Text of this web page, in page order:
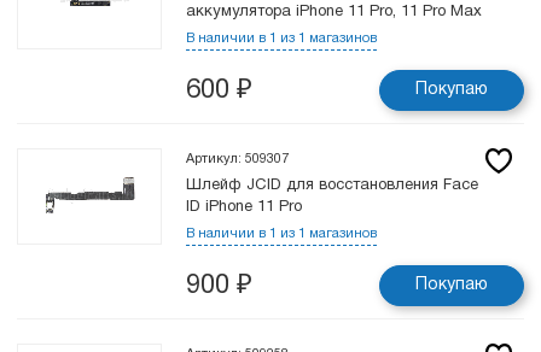
аккумулятора iPhone 11 Pro, 11 Pro Max
В наличии в 1 из 1 магазинов
600 ₽ Покупаю
Артикул: 509307
Шлейф JCID для восстановления Face
ID iPhone 11 Pro
В наличии в 1 из 1 магазинов
900 ₽ Покупаю